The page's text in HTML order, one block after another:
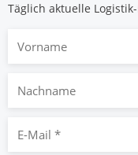
Täglich aktuelle
Vorname
Nachname
Mail